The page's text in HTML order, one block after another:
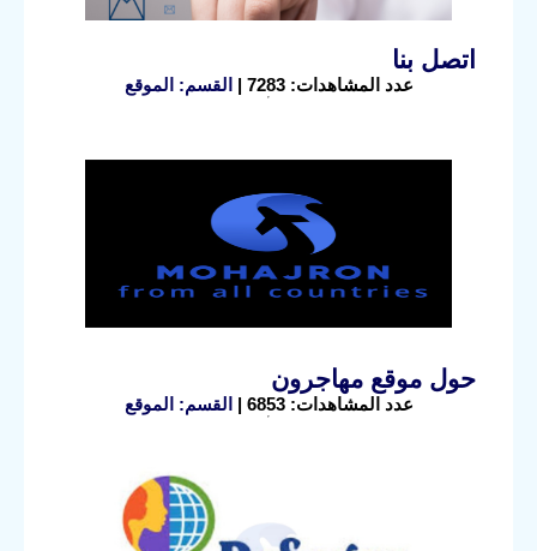
اتصل بنا
عدد المشاهدات: 7283 | القسم: الموقع
حول موقع مهاجرون
عدد المشاهدات: 6853 | القسم: الموقع